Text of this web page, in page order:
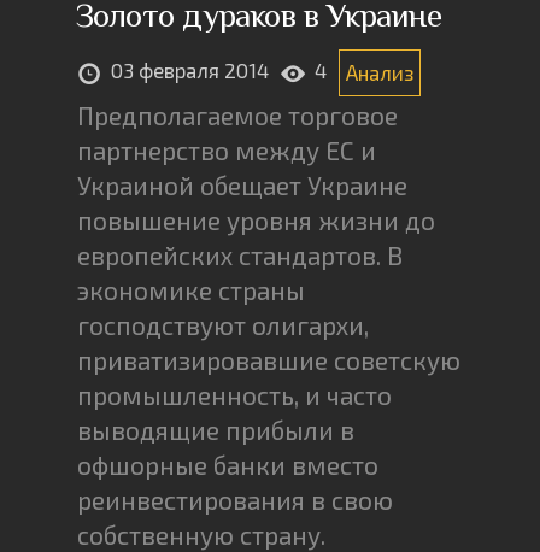
Золото дураков в Украине
03 февраля 2014 4 Анализ
Предполагаемое торговое
партнерство между ЕС и
Украиной обещает Украине
повышение уровня жизни до
европейских стандартов. В
экономике страны
господствуют олигархи,
приватизировавшие советскую
промышленность, и часто
выводящие прибыли в
офшорные банки вместо
реинвестирования в свою
собственную страну.